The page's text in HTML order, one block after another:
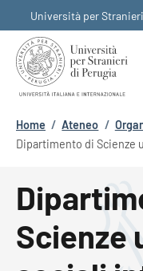
Università per
Briciole di
Home / Ateneo /
Dipartimento di Scienze
Scienze